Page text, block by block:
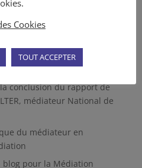
la Médiation
récents
conclusion du rapport de
médiateur National de
du médiateur en
blog pour la Médiation
Cookies
TOUT ACCEPTER